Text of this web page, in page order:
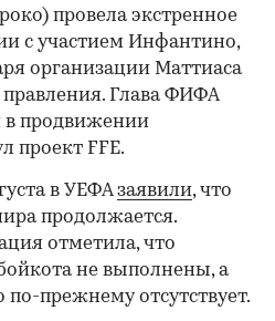
провела экстренное
с участием Инфантино,
организации Маттиаса
Глава ФИФА
в продвижении
проект FFE.
в УЕФАзаявили, что
продолжается.
отметила, что
не выполнены, а
прежнему отсутствует.